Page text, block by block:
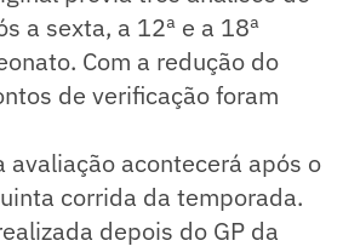
a sexta, a 12ª e a 18ª
Com a redução do
de verificação foram
avaliação acontecerá após o
corrida da temporada.
depois do GP da